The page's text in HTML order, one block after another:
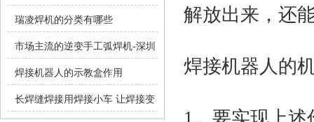
使用中的常见疑问
瑞凌焊机的分类有哪些
市场主流的逆变手工弧焊机-深圳
瑞凌手工焊ZX7系统产品介绍
焊接机器人的示教盒作用
长焊缝焊接用焊接小车 让焊接变
解放出来，还
焊接机器人的
1、要实现上